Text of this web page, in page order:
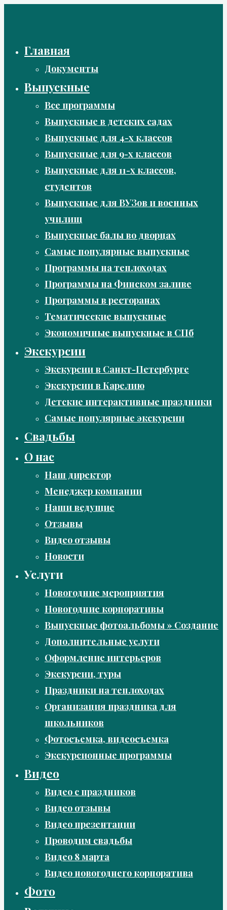
Главная
Документы
Выпускные
Все программы
Выпускные в детских садах
Выпускные для 4-х классов
Выпускные для 9-х классов
Выпускные для 11-х классов,
студентов
Выпускные для ВУЗов и военных
училищ
Выпускные балы во дворцах
Самые популярные выпускные
Программы на теплоходах
Программы на Финском заливе
Программы в ресторанах
Тематические выпускные
Экономичные выпускные в СПб
Экскурсии
Экскурсии в Санкт-Петербурге
Экскурсии в Карелию
Детские интерактивные праздники
Самые популярные экскурсии
Свадьбы
О нас
Наш директор
Менеджер компании
Наши ведущие
Отзывы
Видео отзывы
Новости
Услуги
Новогодние мероприятия
Новогодние корпоративы
Выпускные фотоальбомы » Создание
Дополнительные услуги
Оформление интерьеров
Экскурсии, туры
Праздники на теплоходах
Организация праздника для
школьников
Фотосъемка, видеосъемка
Экскурсионные программы
Видео
Видео с праздников
Видео отзывы
Видео презентации
Проводим свадьбы
Видео 8 марта
Видео новогоднего корпоратива
Фото